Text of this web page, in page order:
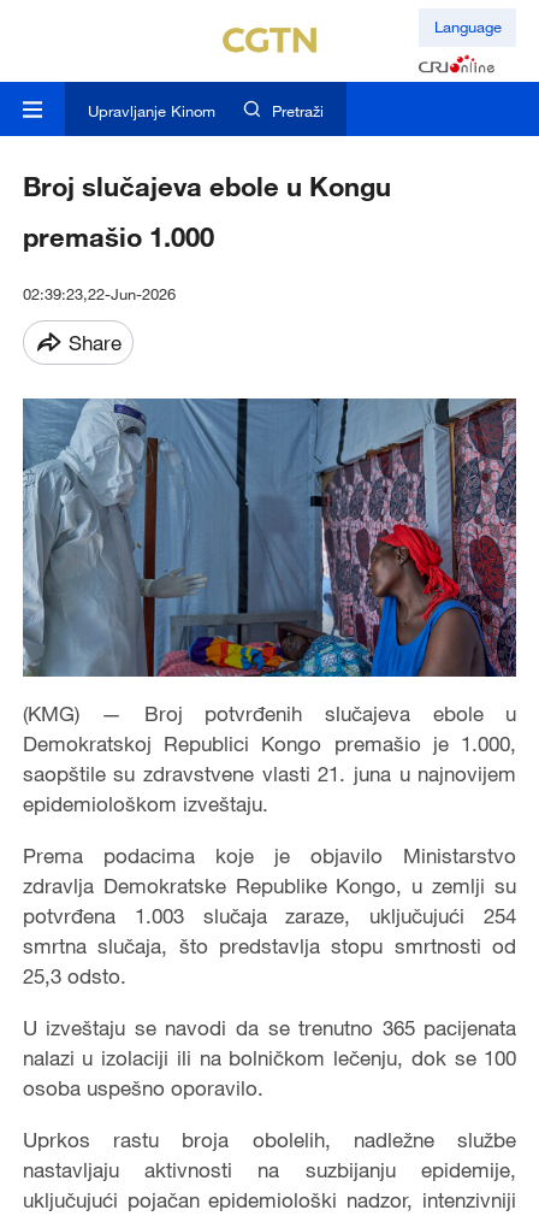
Language
Upravljanje Kinom Pretraži
Broj slučajeva ebole u Kongu
premašio 1.000
02:39:23,22-Jun-2026
Share
(KMG) — Broj potvrđenih slučajeva ebole u
Demokratskoj Republici Kongo premašio je 1.000,
saopštile su zdravstvene vlasti 21. juna u najnovijem
epidemiološkom izveštaju.
Prema podacima koje je objavilo Ministarstvo
zdravlja Demokratske Republike Kongo, u zemlji su
potvrđena 1.003 slučaja zaraze, uključujući 254
smrtna slučaja, što predstavlja stopu smrtnosti od
25,3 odsto.
U izveštaju se navodi da se trenutno 365 pacijenata
nalazi u izolaciji ili na bolničkom lečenju, dok se 100
osoba uspešno oporavilo.
Uprkos rastu broja obolelih, nadležne službe
nastavljaju aktivnosti na suzbijanju epidemije,
uključujući pojačan epidemiološki nadzor, intenzivniji